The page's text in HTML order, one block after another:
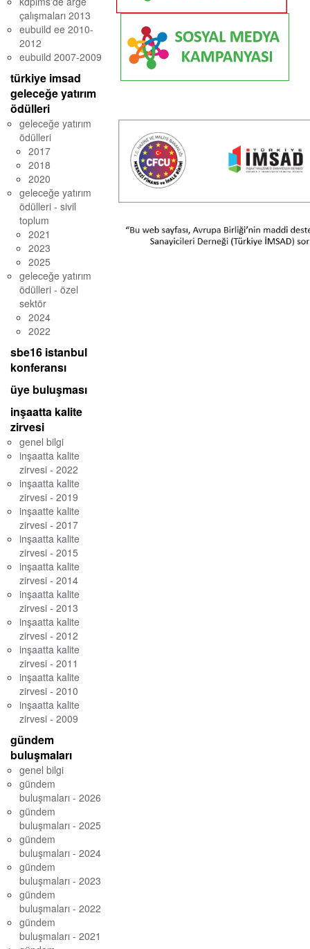
alışmaları 2013
eubuild ee 2010-
2012
eubuild 2007-2009
türkiye imsad
geleceğe yatırım
ödülleri
geleceğe yatırım
ödülleri
2017
2018
2020
geleceğe yatırım
ödülleri - sivil
toplum
2021
2023
2025
geleceğe yatırım
ödülleri - özel
sektör
2024
2022
sbe16 istanbul
konferansı
üye buluşması
inşaatta kalite
zirvesi
genel bilgi
inşaatta kalite
zirvesi - 2022
inşaatta kalite
zirvesi - 2019
inşaatte kalite
zirvesi - 2017
inşaatta kalite
zirvesi - 2015
inşaatta kalite
zirvesi - 2014
inşaatta kalite
zirvesi - 2013
inşaatta kalite
zirvesi - 2012
inşaatta kalite
zirvesi - 2011
inşaatta kalite
zirvesi - 2010
inşaatta kalite
zirvesi - 2009
gündem
buluşmaları
genel bilgi
gündem
buluşmaları - 2026
gündem
buluşmaları - 2025
gündem
buluşmaları - 2024
gündem
buluşmaları - 2023
gündem
buluşmaları - 2022
gündem
buluşmaları - 2021